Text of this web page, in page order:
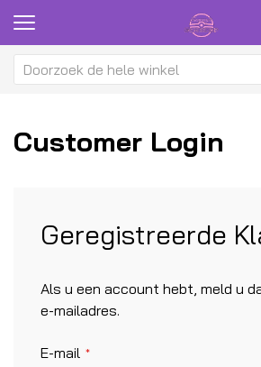
Customer Login
Geregistreerde
Als u een account hebt, meld u
e-mailadres.
E-mail